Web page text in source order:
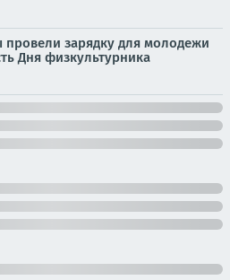
провели зарядку для молодежи
Дня физкультурника